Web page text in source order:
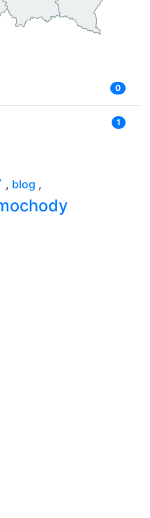
0
1
, blog ,